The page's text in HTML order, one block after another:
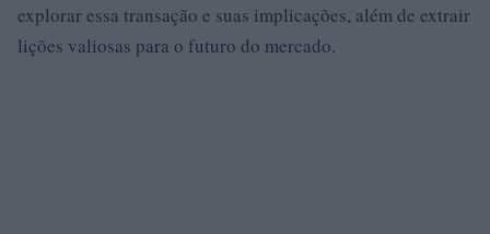
explorar essa transação e suas implicações, além de extrair
lições valiosas para o futuro do mercado.